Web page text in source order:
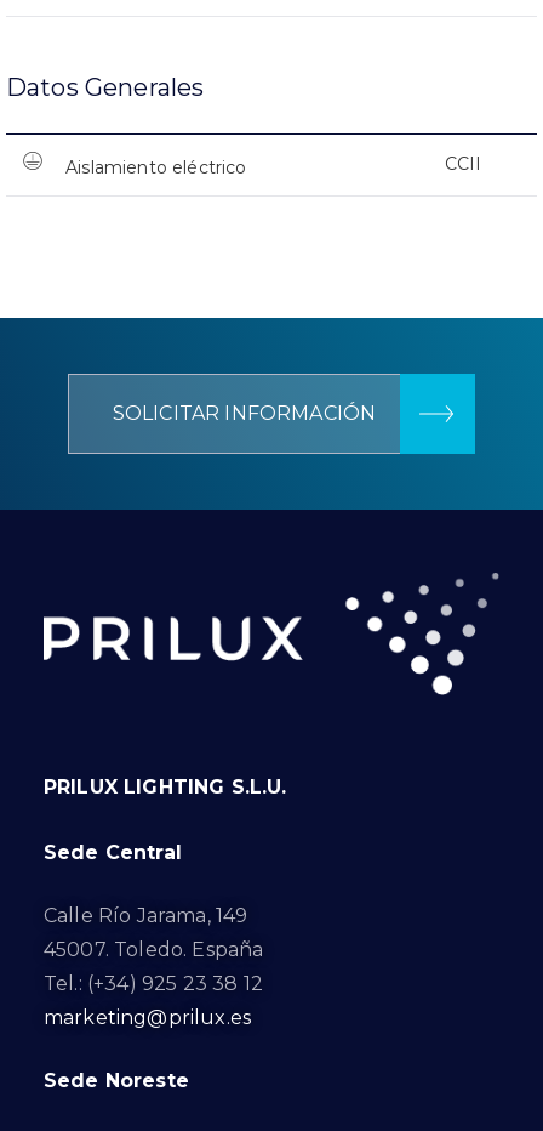
Datos Generales
Aislamiento eléctrico CCII
SOLICITAR INFORMACIÓN
PRILUX LIGHTING S.L.U.
Sede Central
Calle Río Jarama, 149
45007. Toledo. España
Tel.: (+34) 925 23 38 12
marketing@prilux.es
Sede Noreste